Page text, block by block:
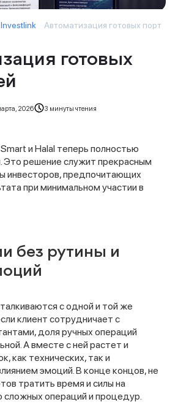
Investlink
Автоматизация готовых порт
готовых
2026 3 минуты чтения
и Halal теперь полностью
Это решение служит прекрасным
инвесторов, предпочитающих
при минимальном участии в
без рутины и
с одной и той же
клиент сотрудничает с
доля ручных операций
А вместе с ней растет и
как технических, так и
эмоций. В конце концов, не
тратить время и силы на
сложных операций и процедур.